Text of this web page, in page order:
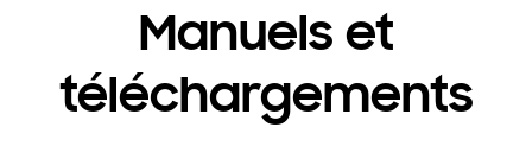
Manuels et
téléchargements